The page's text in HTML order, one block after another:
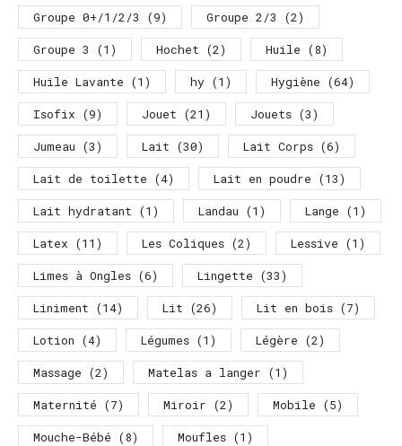
Groupe 0+/1/2/3
(9) Groupe 2/3
(2)
Groupe 3
(1) Hochet (2) Huile (8)
Huile Lavante (1) hy (1) Hygiène (64)
Isofix (9) Jouet (21) Jouets (3)
Jumeau (3) Lait (30) Lait Corps (6)
Lait de toilette (4) Lait en poudre (13)
Lait hydratant (1) Landau (1) Lange (1)
Latex (11) Les Coliques (2) Lessive (1)
Limes à Ongles (6) Lingette (33)
Liniment (14) Lit (26) Lit en bois (7)
Lotion (4) Légumes (1) Légère (2)
Massage (2) Matelas a langer (1)
Maternité (7) Miroir (2) Mobile (5)
Mouche-Bébé (8) Moufles (1)